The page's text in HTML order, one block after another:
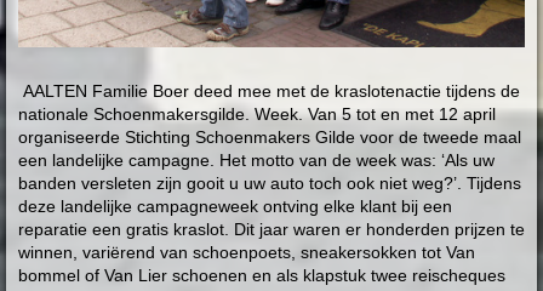
AALTEN Familie Boer deed mee met de kraslotenactie tijdens de
nationale Schoenmakersgilde. Week. Van 5 tot en met 12 april
organiseerde Stichting Schoenmakers Gilde voor de tweede maal
een landelijke campagne. Het motto van de week was: ‘Als uw
banden versleten zijn gooit u uw auto toch ook niet weg?’. Tijdens
deze landelijke campagneweek ontving elke klant bij een
reparatie een gratis kraslot. Dit jaar waren er honderden prijzen te
winnen, variërend van schoenpoets, sneakersokken tot Van
bommel of Van Lier schoenen en als klapstuk twee reischeques